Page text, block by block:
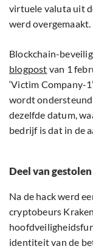
virtuele valuta uit
werd overgemaakt.
Blockchain-
blogpost van 1
‘Victim Company-
wordt
dezelfde datum,
bedrijf is dat in de
Deel van
Na de hack werd
cryptobeurs
identiteit van de